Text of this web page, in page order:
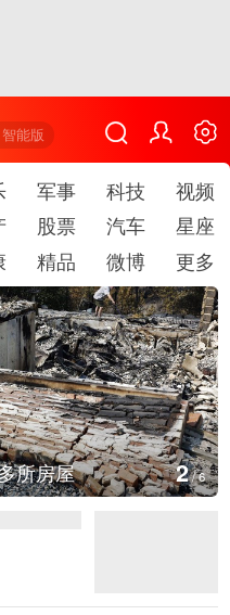
智能版
军事 科技
视频
股票 汽车
星座
精品 微博 更多
革发生爆炸 3/6